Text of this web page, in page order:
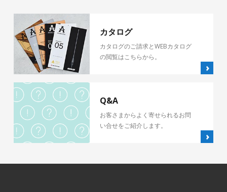
カタログ
カタログのご請求とWEBカタログ
の閲覧はこちらから。
Q&A
お客さまからよく寄せられるお問
い合せをご紹介します。